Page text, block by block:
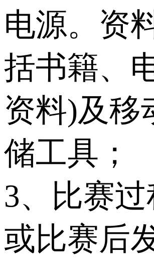
电源。资
括书籍、
资料)及移
储工具；
3、比赛过
或比赛后